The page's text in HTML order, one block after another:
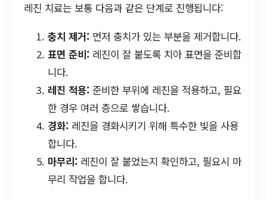
레진 치료는 보통 다음과 같은 단계로 진행됩니다:
충치 제거: 먼저 충치가 있는 부분을 제거합니다.
표면 준비: 레진이 잘 붙도록 치아 표면을 준비합
니다.
레진 적용: 준비한 부위에 레진을 적용하고, 필요
한 경우 여러 층으로 쌓습니다.
경화: 레진을 경화시키기 위해 특수한 빛을 사용
합니다.
마무리: 레진이 잘 붙었는지 확인하고, 필요시 마
무리 작업을 합니다.